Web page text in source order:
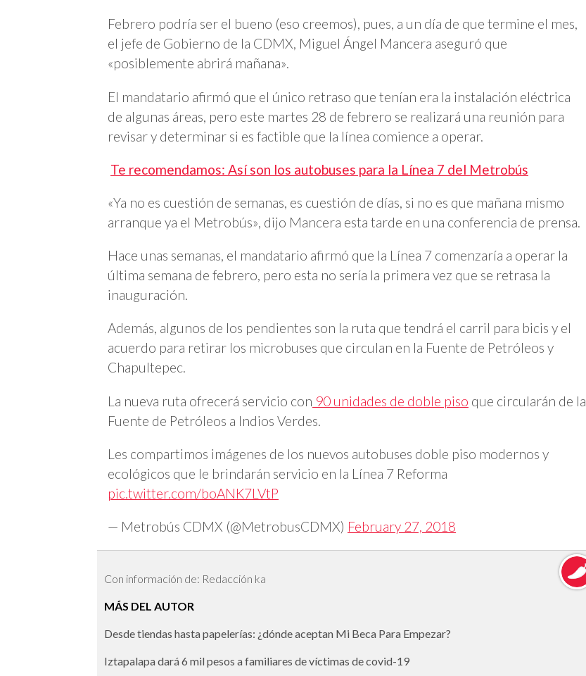
Febrero podría ser el bueno (eso creemos), pues, a un día de que termine el mes,
el jefe de Gobierno de la CDMX, Miguel Ángel Mancera aseguró que
«posiblemente abrirá mañana».
El mandatario afirmó que el único retraso que tenían era la instalación eléctrica
de algunas áreas, pero este martes 28 de febrero se realizará una reunión para
revisar y determinar si es factible que la línea comience a operar.
Te recomendamos: Así son los autobuses para la Línea 7 del Metrobús
«Ya no es cuestión de semanas, es cuestión de días, si no es que mañana mismo
arranque ya el Metrobús», dijo Mancera esta tarde en una conferencia de prensa.
Hace unas semanas, el mandatario afirmó que la Línea 7 comenzaría a operar la
última semana de febrero, pero esta no sería la primera vez que se retrasa la
inauguración.
Además, algunos de los pendientes son la ruta que tendrá el carril para bicis y el
acuerdo para retirar los microbuses que circulan en la Fuente de Petróleos y
Chapultepec.
La nueva ruta ofrecerá servicio con 90 unidades de doble piso que circularán de la
Fuente de Petróleos a Indios Verdes.
Les compartimos imágenes de los nuevos autobuses doble piso modernos y
ecológicos que le brindarán servicio en la Línea 7 Reforma
pic.twitter.com/boANK7LVtP
— Metrobús CDMX (@MetrobusCDMX) February 27, 2018
Con información de: Redacción ka
MÁS DEL AUTOR
Desde tiendas hasta papelerías: ¿dónde aceptan Mi Beca Para Empezar?
Iztapalapa dará 6 mil pesos a familiares de víctimas de covid-19